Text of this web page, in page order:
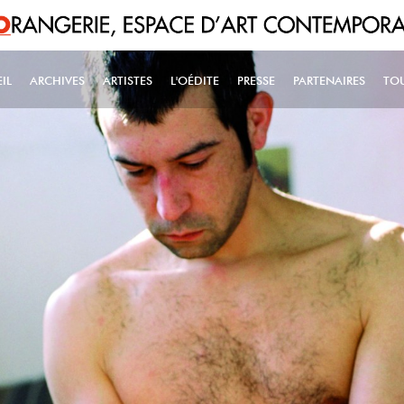
NAVIGATION
ARCHIVES ARTISTES L'OÉDITE PRESSE PARTENAIRES